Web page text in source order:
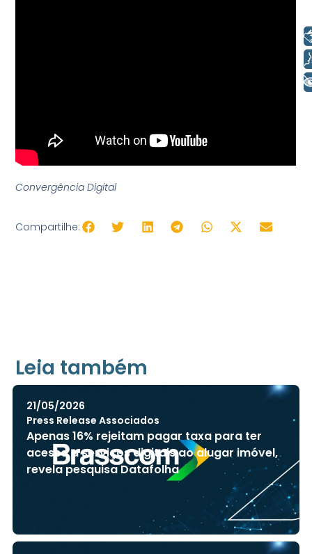
Convergência Digital
Compartilhe:
Leia também
21/05/2026
Press Release Associados
Apenas 16% rejeitam pagar taxa para ter
acesso a serviços digitais ao alugar imóvel,
revela pesquisa Datafolha